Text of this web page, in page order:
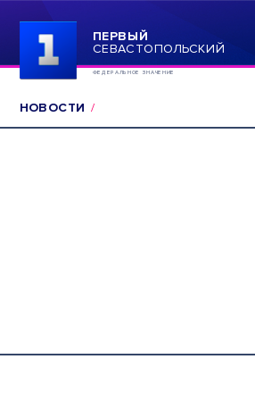
ПЕРВЫЙ
СЕВАСТОПОЛЬСКИЙ
ФЕДЕРАЛЬНОЕ ЗНАЧЕНИЕ
НОВОСТИ